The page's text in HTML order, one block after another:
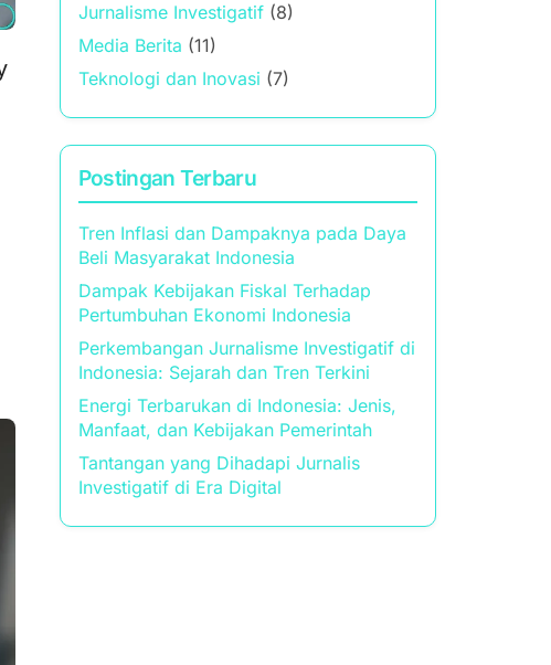
Jurnalisme Investigatif(8)
Media Berita (11)
Teknologi dan Inovasi (7)
Postingan Terbaru
Tren Inflasi dan Dampaknya pada Daya
Beli Masyarakat Indonesia
Dampak Kebijakan Fiskal Terhadap
Pertumbuhan Ekonomi Indonesia
Perkembangan Jurnalisme Investigatif di
Indonesia: Sejarah dan Tren Terkini
Energi Terbarukan di Indonesia: Jenis,
Manfaat, dan Kebijakan Pemerintah
Tantangan yang Dihadapi Jurnalis
Investigatif di Era Digital